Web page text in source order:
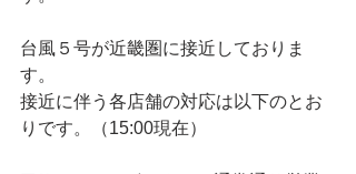
台風５号が近畿圏に接近しておりま
す。
接近に伴う各店舗の対応は以下のとお
りです。（15:00現在）